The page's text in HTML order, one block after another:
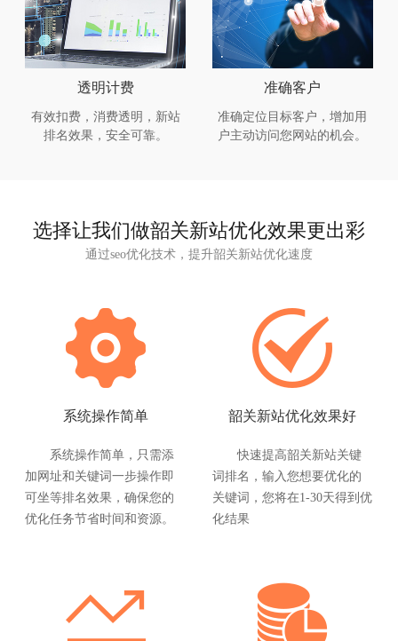
透明计费
有效扣费，消费透明，新站
排名效果，安全可靠。
准确客户
准确定位目标客户，增加用
户主动访问您网站的机会。
选择让我们做韶关新站优化效果更出彩
通过seo优化技术，提升韶关新站优化速度
系统操作简单
系统操作简单，只需添
加网址和关键词一步操作即
可坐等排名效果，确保您的
优化任务节省时间和资源。
韶关新站优化效果好
快速提高韶关新站关键
词排名，输入您想要优化的
关键词，您将在1-30天得到优
化结果